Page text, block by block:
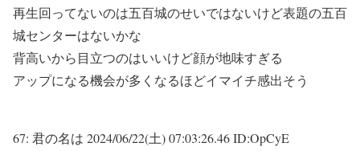
再生回ってないのは五百城のせいではないけど表題の五百
城センターはないかな
背高いから目立つのはいいけど顔が地味すぎる
アップになる機会が多くなるほどイマイチ感出そう
67: 君の名は 2024/06/22(土) 07:03:26.46 ID:OpCyE